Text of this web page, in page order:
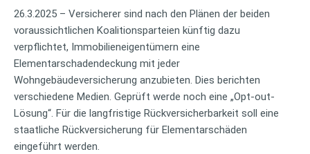
26.3.2025 – Versicherer sind nach den Plänen der beiden
voraussichtlichen Koalitionsparteien künftig dazu
verpflichtet, Immobilieneigentümern eine
Elementarschadendeckung mit jeder
Wohngebäudeversicherung anzubieten. Dies berichten
verschiedene Medien. Geprüft werde noch eine „Opt-out-
Lösung“. Für die langfristige Rückversicherbarkeit soll eine
staatliche Rückversicherung für Elementarschäden
eingeführt werden.